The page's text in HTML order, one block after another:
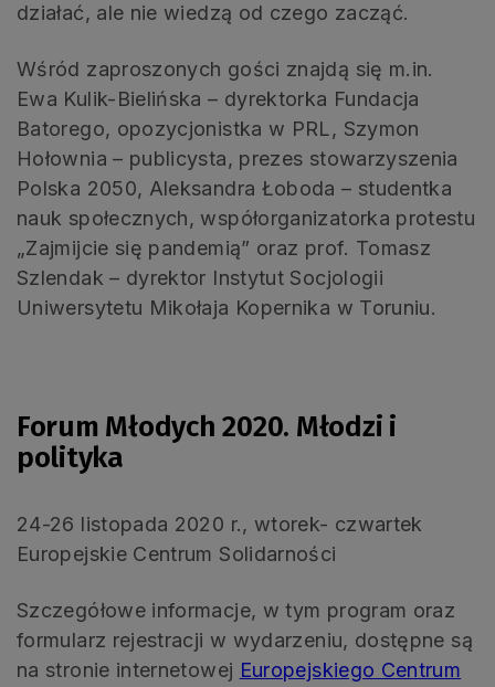
działać, ale nie wiedzą od czego zacząć.
Wśród zaproszonych gości znajdą się m.in.
Ewa Kulik-Bielińska – dyrektorka Fundacja
Batorego, opozycjonistka w PRL, Szymon
Hołownia – publicysta, prezes stowarzyszenia
Polska 2050, Aleksandra Łoboda – studentka
nauk społecznych, współorganizatorka protestu
„Zajmijcie się pandemią” oraz prof. Tomasz
Szlendak – dyrektor Instytut Socjologii
Uniwersytetu Mikołaja Kopernika w Toruniu.
Forum Młodych 2020. Młodzi i
polityka
24-26 listopada 2020 r., wtorek- czwartek
Europejskie Centrum Solidarności
Szczegółowe informacje, w tym program oraz
formularz rejestracji w wydarzeniu, dostępne są
na stronie internetowej Europejskiego Centrum